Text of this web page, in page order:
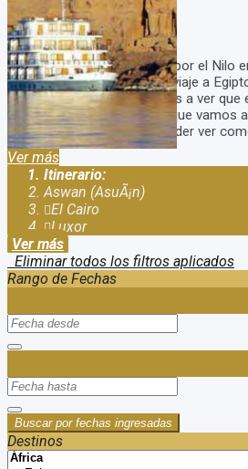
Duración:
9Días7Noches
Viaje Egipto con Crucero por el Nilo
Argentina Descubri en tu viaje a
tour a Egipto en donde vas a ver que
por las temperaturas, ya que vamos
invierno de ellos, vas a poder ver
Ver más
Itinerario:
Aswan (AsuÃ¡n)
El Cairo
Luxor
Ver más
Eliminar todos los filtros aplicados
Rango de Fechas
Buscar por fechas ingresadas
Destinos